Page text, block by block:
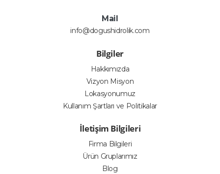
Mail
info@dogushidrolik.com
Bilgiler
Hakkımızda
Vizyon Misyon
Lokasyonumuz
Kullanım Şartları ve Politikalar
İletişim Bilgileri
Firma Bilgileri
Ürün Gruplarımız
Blog